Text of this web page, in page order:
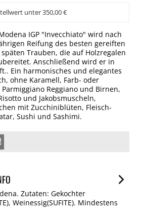
unter 350,00 €
IGP "Invecchiato" wird nach
Reifung des besten gereiften
Trauben, die auf Holzregalen
Anschließend wird er in
Ein harmonisches und elegantes
ohne Karamell, Farb- oder
Reggiano und Birnen,
und Jakobsmuscheln,
mit Zucchiniblüten, Fleisch-
Sushi und Sashimi.
Zutaten: Gekochter
Weinessig(SUFITE). Mindestens